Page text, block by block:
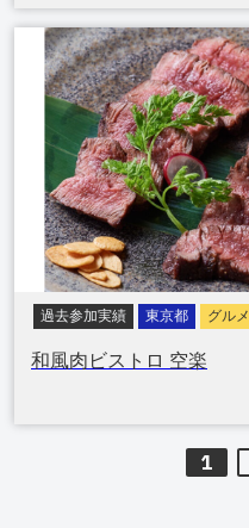
過去参加実績 東京都 グルメ
和風肉ビストロ 空楽
1